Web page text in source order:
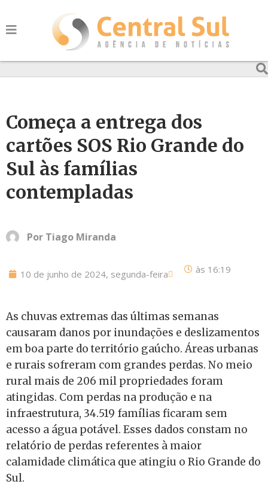
Começa a entrega dos
cartões SOS Rio Grande do
Sul às famílias
contempladas
Por Tiago Miranda
10 de junho de 2024, segunda-feira às 16:19
As chuvas extremas das últimas semanas
causaram danos por inundações e deslizamentos
em boa parte do território gaúcho. Áreas urbanas
e rurais sofreram com grandes perdas. No meio
rural mais de 206 mil propriedades foram
atingidas. Com perdas na produção e na
infraestrutura, 34.519 famílias ficaram sem
acesso a água potável. Esses dados constam no
relatório de perdas referentes à maior
calamidade climática que atingiu o Rio Grande do
Sul.